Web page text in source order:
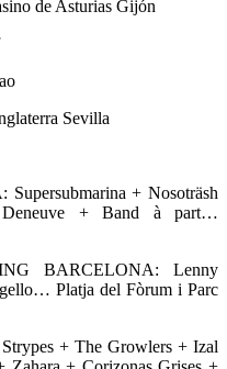
de Asturias Gijón
Sevilla
+ Nosoträsh
+ Band à part…
BARCELONA: Lenny
Platja del Fòrum i Parc
+ The Growlers + Izal